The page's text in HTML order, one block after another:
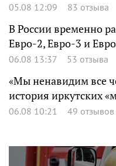
05.08 12:09 83 отзыва
В России временно
Евро-2, Евро-3 и
06.08 13:37 53 отзыва
«Мы ненавидим все
история иркутских
06.08 10:21 49 отзывов